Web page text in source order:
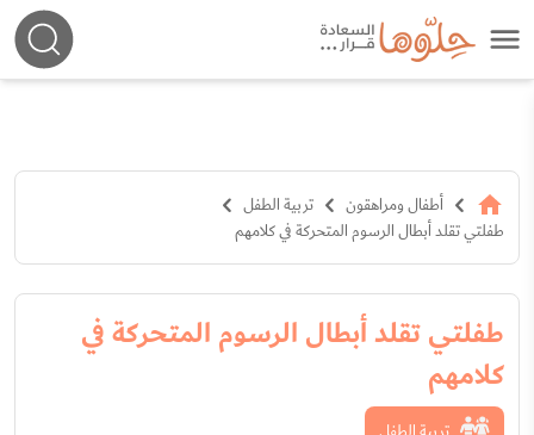
أطفال ومراهقون
تربية الطفل
طفلتي تقلد أبطال الرسوم المتحركة في كلامهم
طفلتي تقلد أبطال الرسوم المتحركة في
كلامهم